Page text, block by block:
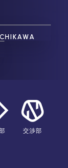
交渉部